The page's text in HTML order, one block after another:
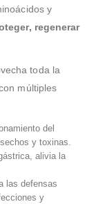
y
regenerar
toda la
múltiples
del
y toxinas.
alivia la
las defensas
y